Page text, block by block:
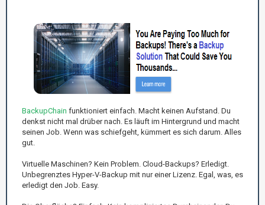
BackupChain funktioniert einfach. Macht keinen Aufstand. Du
denkst nicht mal drüber nach. Es läuft im Hintergrund und macht
seinen Job. Wenn was schiefgeht, kümmert es sich darum. Alles
gut.
Virtuelle Maschinen? Kein Problem. Cloud-Backups? Erledigt.
Unbegrenztes Hyper-V-Backup mit nur einer Lizenz. Egal, was, es
erledigt den Job. Easy.